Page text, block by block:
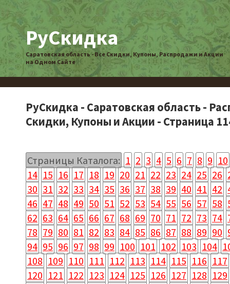
РуСкидка
Саратовская область - Все Скидки, Купоны, Распродажи и Акции
на Одном Сайте
РуСкидка - Саратовская область -
Скидки, Купоны и Акции - Страница
Страницы Каталога: 1 2 3 4 5 6 7 8 9 10
14 15 16 17 18 19 20 21 22 23 24 25 26
30 31 32 33 34 35 36 37 38 39 40 41 42
46 47 48 49 50 51 52 53 54 55 56 57 58
62 63 64 65 66 67 68 69 70 71 72 73 74
78 79 80 81 82 83 84 85 86 87 88 89 90
94 95 96 97 98 99 100 101 102 103 104
108 109 110 111 112 113 114 115 116 117
120 121 122 123 124 125 126 127 128 129